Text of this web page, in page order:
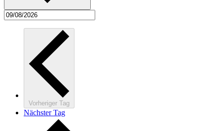
Vorheriger Tag
Nächster Tag